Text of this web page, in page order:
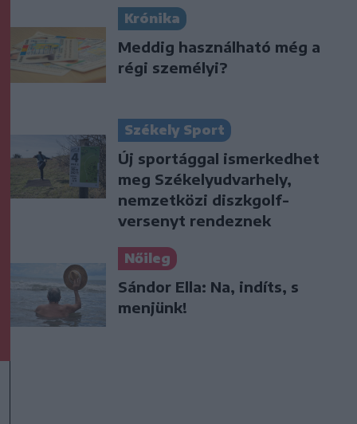
Krónika
Meddig használható még a
régi személyi?
Székely Sport
Új sportággal ismerkedhet
meg Székelyudvarhely,
nemzetközi diszkgolf-
versenyt rendeznek
Nőileg
Sándor Ella: Na, indíts, s
menjünk!